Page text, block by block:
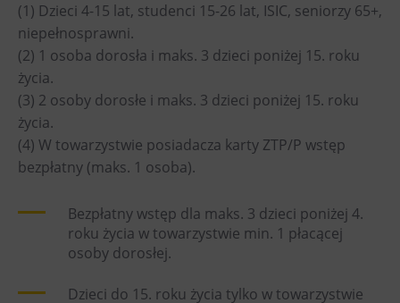
Catering
Zakwaterowanie
Hotel VP1
Więcej
Koncerty w U6.
Przyjęcie urodzinowe
Obozy
Tematyczne karty podarunkowe
Loty widokowe helikopterem
(1) Dzieci 4-15 lat, studenci 15-26 lat, ISIC, seniorzy 65+,
niepełnosprawni.
(2) 1 osoba dorosła i maks. 3 dzieci poniżej 15. roku
życia.
(3) 2 osoby dorosłe i maks. 3 dzieci poniżej 15. roku
życia.
(4) W towarzystwie posiadacza karty ZTP/P wstęp
bezpłatny (maks. 1 osoba).
Bezpłatny wstęp dla maks. 3 dzieci poniżej 4.
roku życia w towarzystwie min. 1 płacącej
osoby dorosłej.
Dzieci do 15. roku życia tylko w towarzystwie